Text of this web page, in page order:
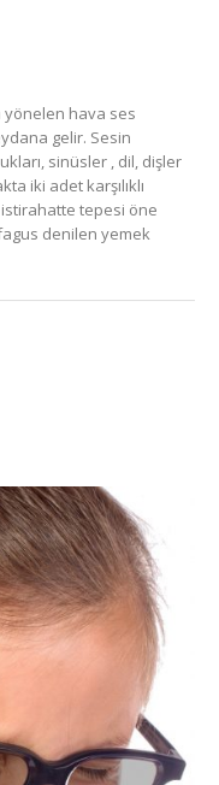
yönelen hava ses
gelir. Sesin
sinüsler , dil, dişler
iki adet karşılıklı
tepesi öne
denilen yemek